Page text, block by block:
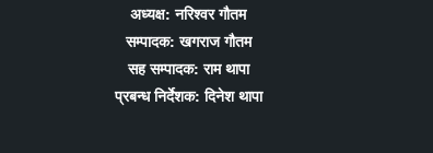
अध्यक्ष: नरिश्वर गौतम
सम्पादक: खगराज गौतम
सह सम्पादक: राम थापा
प्रबन्ध निर्देशक: दिनेश थापा